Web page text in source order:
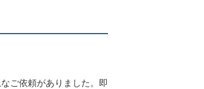
ご依頼がありました。即